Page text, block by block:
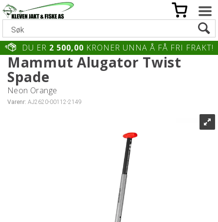
DU ER 2 500,00 KRONER UNNA Å FÅ FRI FRAKT!
Mammut Alugator Twist
Spade
Neon Orange
Varenr: AJ2620-00112-2149